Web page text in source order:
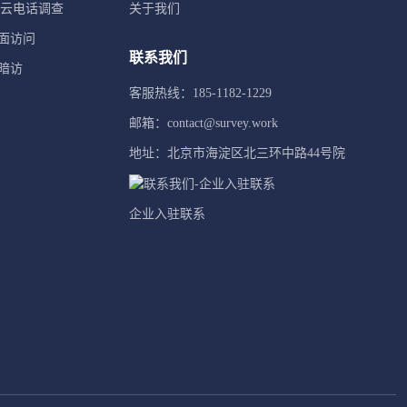
电话调查
访问
访
关于我们
联系我们
客服热线：185-1182-1229
邮箱：contact@survey.work
地址：北京市海淀区北三环中路44号院
企业入驻联系